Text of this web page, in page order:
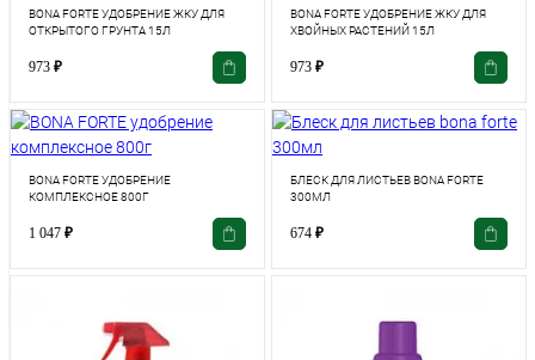
BONA FORTE УДОБРЕНИЕ ЖКУ ДЛЯ
ОТКРЫТОГО ГРУНТА 15Л
973 ₽
BONA FORTE УДОБРЕНИЕ ЖКУ ДЛЯ
ХВОЙНЫХ РАСТЕНИЙ 15Л
973 ₽
BONA FORTE УДОБРЕНИЕ
КОМПЛЕКСНОЕ 800Г
1 047 ₽
БЛЕСК ДЛЯ ЛИСТЬЕВ BONA FORTE
300МЛ
674 ₽